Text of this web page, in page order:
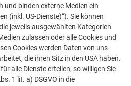
zeigt, wie vielseitig
kann. Entdecken Sie
Projekte mit den langlebigen
für Dach, Solar und
binden externe Medien ein
(inkl. US-Dienste)“). Sie können
jeweils ausgewählten Kategorien
zulassen oder alle Cookies und
Cookies werden Daten von uns
die ihren Sitz in den USA haben.
alle Dienste erteilen, so willigen Sie
1 lit. a) DSGVO in die